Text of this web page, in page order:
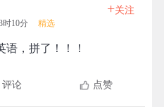
时10分 精选
+关注
，拼了！！！
论 点赞